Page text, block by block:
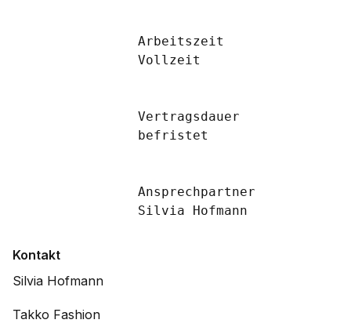
Kontakt
Silvia Hofmann
Takko Fashion